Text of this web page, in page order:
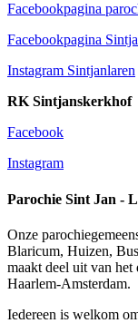
Facebookpagina
Facebookpagina
Instagram Sintjanlaren
RK Sintjanskerkhof
Facebook
Instagram
Parochie Sint Jan -
Onze
Blaricum, Huizen,
maakt deel uit van het
Haarlem-Amsterdam.
Iedereen is welkom